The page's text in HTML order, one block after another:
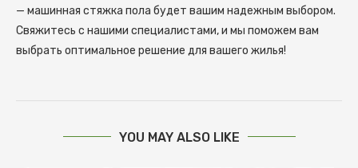
— машинная стяжка пола будет вашим надежным выбором.
Свяжитесь с нашими специалистами, и мы поможем вам
выбрать оптимальное решение для вашего жилья!
YOU MAY ALSO LIKE